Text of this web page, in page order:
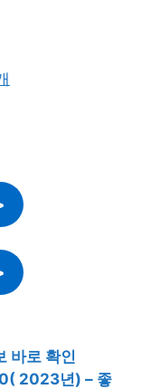
바로 확인
2023년) – 좋